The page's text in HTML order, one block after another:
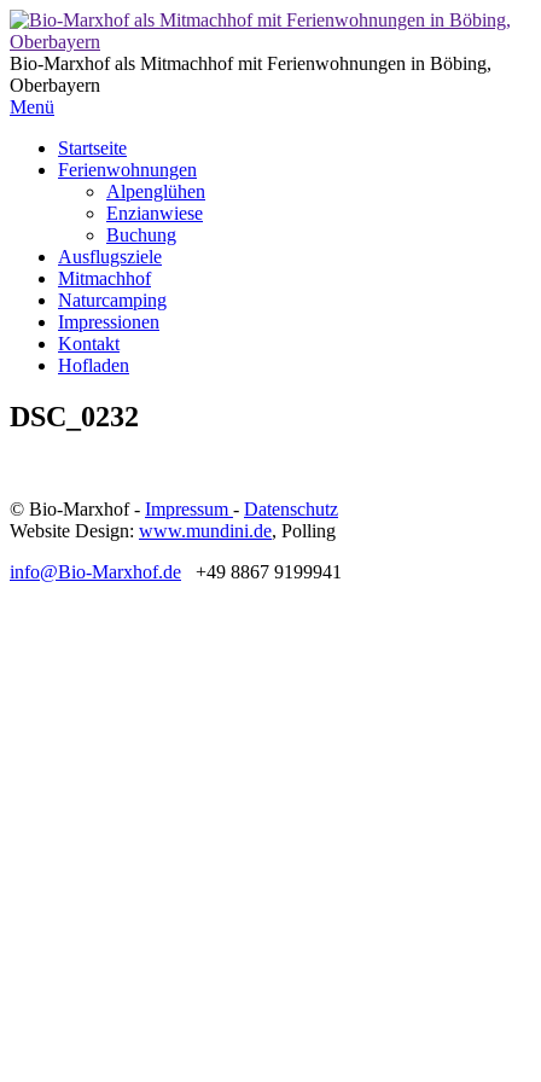
Bio-Marxhof als Mitmachhof mit Ferienwohnungen in Böbing,
Oberbayern
Menü
Startseite
Ferienwohnungen
Alpenglühen
Enzianwiese
Buchung
Ausflugsziele
Mitmachhof
Naturcamping
Impressionen
Kontakt
Hofladen
DSC_0232
© Bio-Marxhof - Impressum - Datenschutz
Website Design: www.mundini.de, Polling
info@Bio-Marxhof.de
+49 8867 9199941